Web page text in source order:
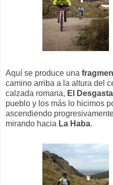
Aquí se produce una
camino arriba a la altura del
calzada romana, El
pueblo y los más lo hicimos
ascendiendo
mirando hacia La Haba.